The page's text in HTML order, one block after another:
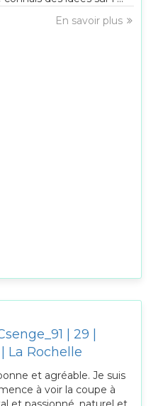
En savoir plus
| 29 |
La Rochelle
et agréable. Je suis
à voir la coupe à